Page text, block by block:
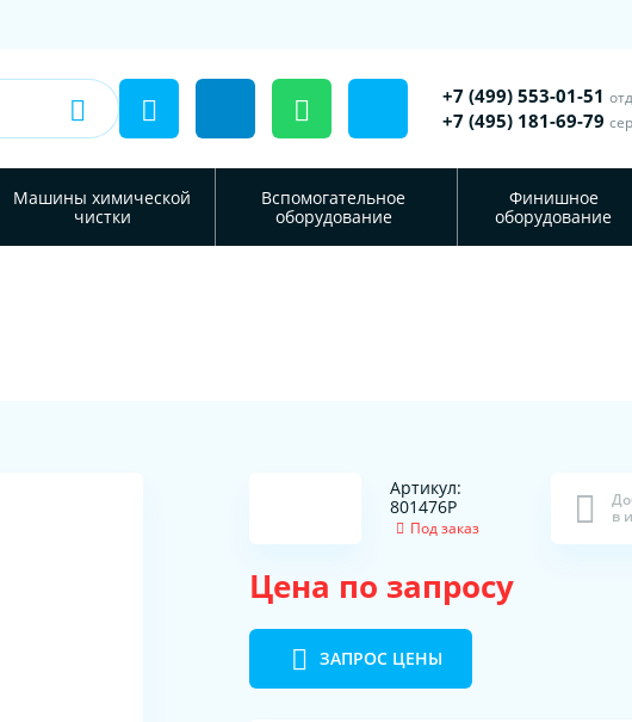
+7 (499) 553-01-51
+7 (495) 181-69-79
Машины химической
чистки
Вспомогательное
оборудование
Финишное
оборудование
Артикул:
801476P
Под заказ
в
Цена по запросу
ЗАПРОС ЦЕНЫ